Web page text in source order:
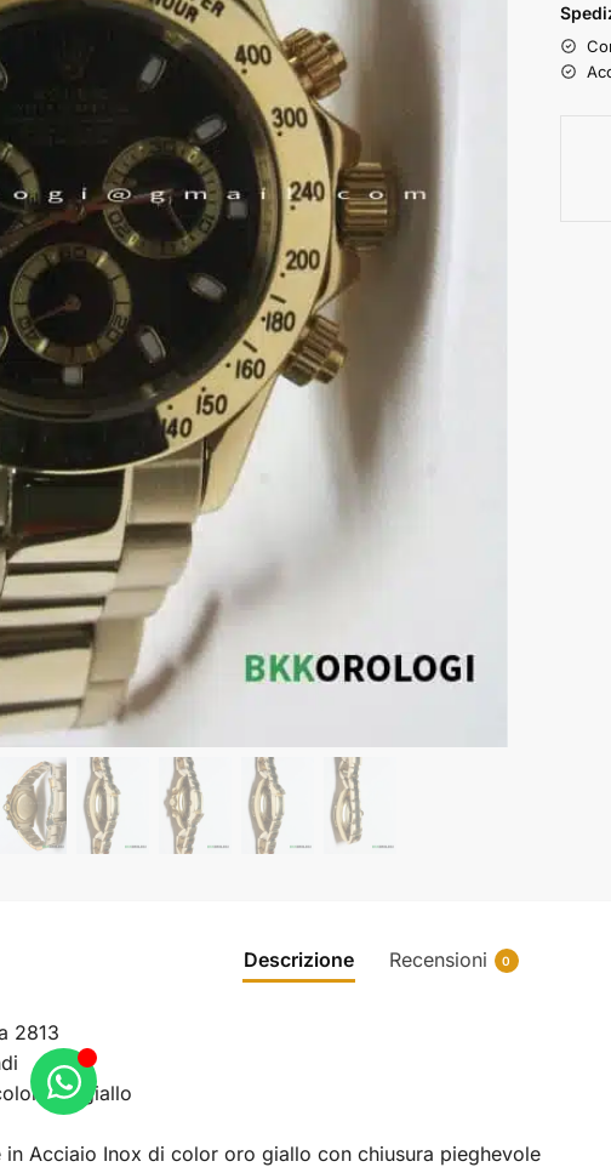
Descrizione Recensioni 0
2813
oro giallo
in Acciaio Inox di color oro giallo con chiusura pieghevole